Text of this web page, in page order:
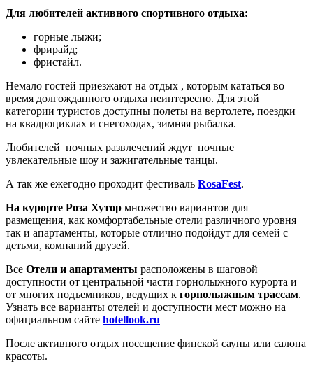
Для любителей активного спортивного отдыха:
горные лыжи;
фрирайд;
фристайл.
Немало гостей приезжают на отдых , которым кататься во
время долгожданного отдыха неинтересно. Для этой
категории туристов доступны полеты на вертолете, поездки
на квадроциклах и снегоходах, зимняя рыбалка.
Любителей ночных развлечений ждут ночные
увлекательные шоу и зажигательные танцы.
А так же ежегодно проходит фестиваль RosaFest.
На курорте Роза Хутор множество вариантов для
размещения, как комфортабельные отели различного уровня
так и апартаменты, которые отлично подойдут для семей с
детьми, компаний друзей.
Все Отели и апартаменты расположены в шаговой
доступности от центральной части горнолыжного курорта и
от многих подъемников, ведущих к горнолыжным трассам.
Узнать все варианты отелей и доступности мест можно на
официальном сайте hotellook.ru
После активного отдых посещение финской сауны или салона
красоты.